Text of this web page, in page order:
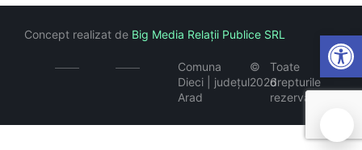
Comuna
Dieci | județul
Arad
©
2026
Toate
drepturile
rezervate
Concept realizat de Big Media Relații Publice SRL